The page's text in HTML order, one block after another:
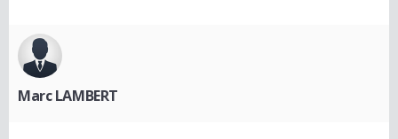
Marc LAMBERT